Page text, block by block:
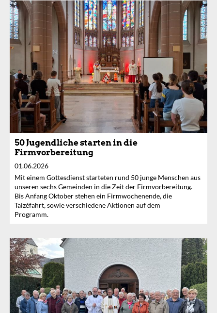
50 Jugendliche starten in die
Firmvorbereitung
01.06.2026
Mit einem Gottesdienst starteten rund 50 junge Menschen aus
unseren sechs Gemeinden in die Zeit der Firmvorbereitung.
Bis Anfang Oktober stehen ein Firmwochenende, die
Taizéfahrt, sowie verschiedene Aktionen auf dem
Programm.